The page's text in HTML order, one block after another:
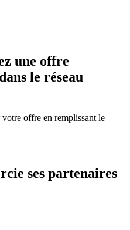
une offre
le réseau
offre en remplissant le
ses partenaires